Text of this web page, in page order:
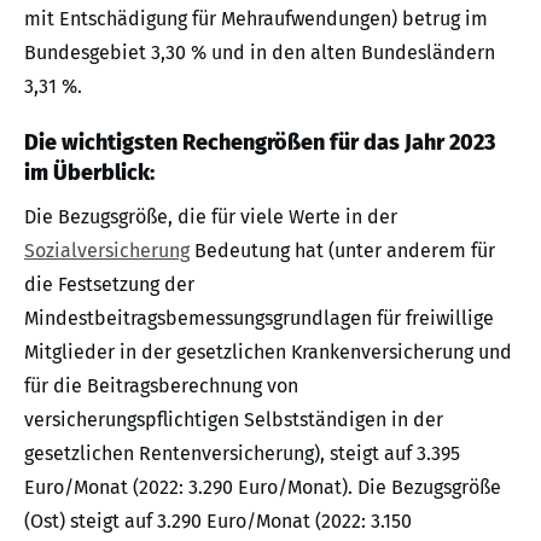
mit Entschädigung für Mehraufwendungen) betrug im
Bundesgebiet 3,30 % und in den alten Bundesländern
3,31 %.
Die wichtigsten Rechengrößen für das Jahr 2023
im Überblick:
Die Bezugsgröße, die für viele Werte in der
SozialversicherungBedeutung hat (unter anderem für
die Festsetzung der
Mindestbeitragsbemessungsgrundlagen für freiwillige
Mitglieder in der gesetzlichen Krankenversicherung und
für die Beitragsberechnung von
versicherungspflichtigen Selbstständigen in der
gesetzlichen Rentenversicherung), steigt auf 3.395
Euro/Monat (2022: 3.290 Euro/Monat). Die Bezugsgröße
(Ost) steigt auf 3.290 Euro/Monat (2022: 3.150